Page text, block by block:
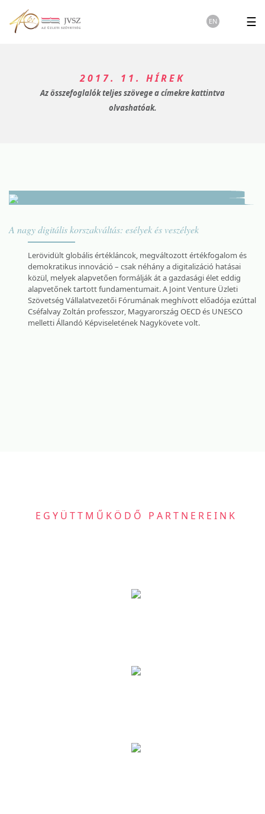
☰
EN
2017. 11. HÍREK
Az összefoglalók teljes szövege a címekre kattintva
olvashatóak.
A nagy digitális korszakváltás: esélyek és veszélyek
Lerövidült globális értékláncok, megváltozott értékfogalom és
demokratikus innováció – csak néhány a digitalizáció hatásai
közül, melyek alapvetően formálják át a gazdasági élet eddig
alapvetőnek tartott fundamentumait. A Joint Venture Üzleti
Szövetség Vállalatvezetői Fórumának meghívott előadója ezúttal
Cséfalvay Zoltán professzor, Magyarország OECD és UNESCO
melletti Állandó Képviseletének Nagykövete volt.
EGYÜTTMŰKÖDŐ PARTNEREINK